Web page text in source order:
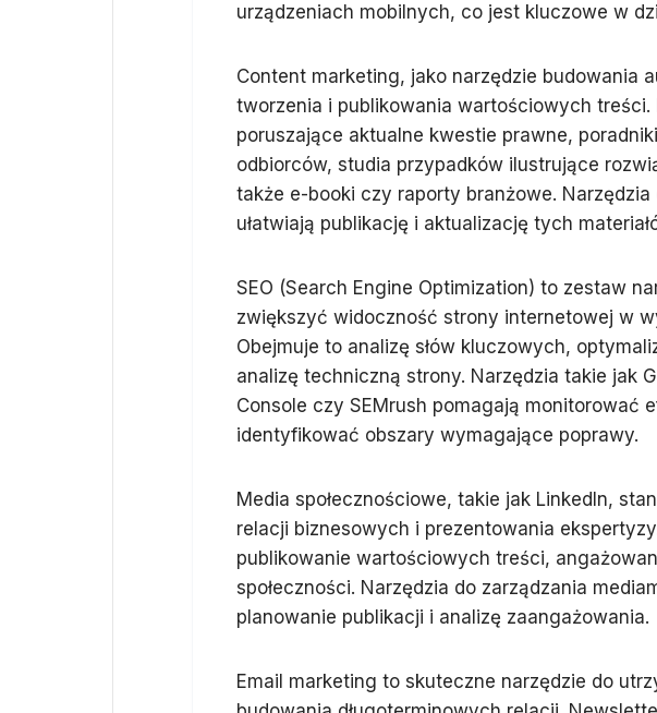
urządzeniach mobilnych, co jest kluczowe w
Content marketing, jako narzędzie budowania
tworzenia i publikowania wartościowych
poruszające aktualne kwestie prawne,
odbiorców, studia przypadków ilustrujące
także e-booki czy raporty branżowe.
ułatwiają publikację i aktualizację tych
SEO (Search Engine Optimization) to zestaw
zwiększyć widoczność strony internetowej w
Obejmuje to analizę słów kluczowych,
analizę techniczną strony. Narzędzia takie jak
Console czy SEMrush pomagają monitorować
identyfikować obszary wymagające poprawy.
Media społecznościowe, takie jak LinkedIn,
relacji biznesowych i prezentowania
publikowanie wartościowych treści,
społeczności. Narzędzia do zarządzania
planowanie publikacji i analizę zaangażowania.
Email marketing to skuteczne narzędzie do